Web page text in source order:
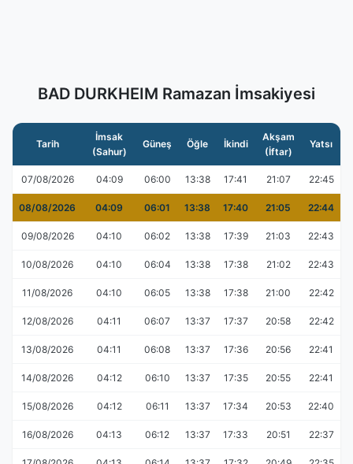
BAD DURKHEIM Ramazan İmsakiyesi
Tarih
İmsak
(Sahur)
Güneş Öğle İkindi
Akşam
(İftar)
Yatsı
07/08/2026 04:09 06:00 13:38 17:41 21:07 22:45
08/08/2026 04:09 06:01 13:38 17:40 21:05 22:44
09/08/2026 04:10 06:02 13:38 17:39 21:03 22:43
10/08/2026 04:10 06:04 13:38 17:38 21:02 22:43
11/08/2026 04:10 06:05 13:38 17:38 21:00 22:42
12/08/2026 04:11 06:07 13:37 17:37 20:58 22:42
13/08/2026 04:11 06:08 13:37 17:36 20:56 22:41
14/08/2026 04:12 06:10 13:37 17:35 20:55 22:41
15/08/2026 04:12 06:11 13:37 17:34 20:53 22:40
16/08/2026 04:13 06:12 13:37 17:33 20:51 22:37